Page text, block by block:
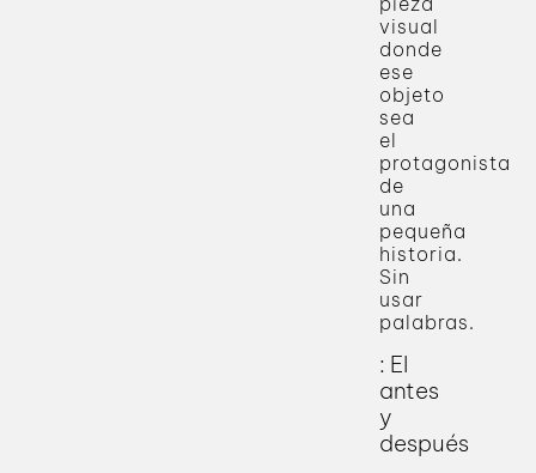
visual
donde
ese
objeto
sea
el
protagonista
de
una
pequeña
historia.
Sin
usar
palabras.
: El
antes
y
después